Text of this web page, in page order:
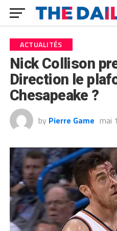
ACTUALITÉS
Nick Collison
Direction le
Chesapeake ?
by Pierre Game mai